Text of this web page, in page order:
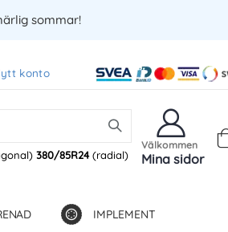
sommar!
konto
380/85R24(radial)
Välkommen
Mina sidor
IMPLEMENT